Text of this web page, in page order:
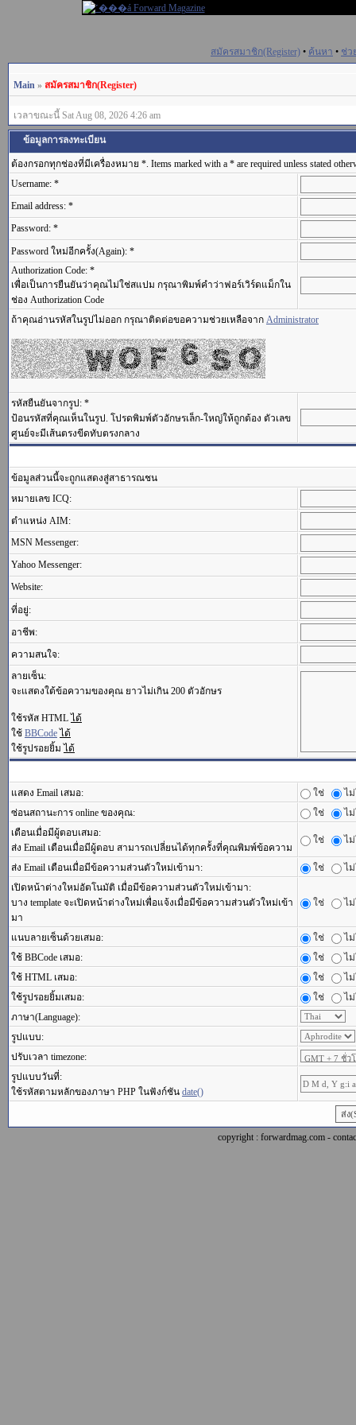
สมัครสมาชิก(Register) • ค้นหา • ช่ว
Main » สมัครสมาชิก(Register)
เวลาขณะนี้ Sat Aug 08, 2026 4:26 am
ข้อมูลการลงทะเบียน
ต้องกรอกทุกช่องที่มีเครื่องหมาย *. Items marked with a * are required unless stated
Username: *
Email address: *
Password: *
Password ใหม่อีกครั้ง(Again): *
Authorization Code: *
เพื่อเป็นการยืนยันว่าคุณไม่ใช่สแปม กรุณาพิมพ์คำว่าฟอร์เวิร์ดแม็กใน
ช่อง Authorization Code
ถ้าคุณอ่านรหัสในรูปไม่ออก กรุณาติดต่อขอความช่วยเหลือจาก Administrator
รหัสยืนยันจากรูป: *
ป้อนรหัสที่คุณเห็นในรูป. โปรดพิมพ์ตัวอักษรเล็ก-ใหญ่ให้ถูกต้อง ตัวเลข
ศูนย์จะมีเส้นตรงขีดทับตรงกลาง
ข้อมูลส่วนนี้จะถูกแสดงสู่สาธารณชน
หมายเลข ICQ:
ตำแหน่ง AIM:
MSN Messenger:
Yahoo Messenger:
Website:
ที่อยู่:
อาชีพ:
ความสนใจ:
ลายเซ็น:
จะแสดงใต้ข้อความของคุณ ยาวไม่เกิน 200 ตัวอักษร
ใช้รหัส HTML ได้
ใช้ BBCode ได้
ใช้รูปรอยยิ้ม ได้
แสดง Email เสมอ: ใช่
ไ
ซ่อนสถานะการ online ของคุณ:
ใช่
ไ
เตือนเมื่อมีผู้ตอบเสมอ:
ส่ง Email เตือนเมื่อมีผู้ตอบ สามารถเปลี่ยนได้ทุกครั้งที่คุณพิมพ์ข้อความ
ใช่ ไ
ส่ง Email เตือนเมื่อมีข้อความส่วนตัวใหม่เข้ามา: ใช่
ไ
เปิดหน้าต่างใหม่อัตโนมัติ เมื่อมีข้อความส่วนตัวใหม่เข้ามา:
บาง template จะเปิดหน้าต่างใหม่เพื่อแจ้งเมื่อมีข้อความส่วนตัวใหม่เข้า
มา
ใช่ ไ
แนบลายเซ็นด้วยเสมอ: ใช่
ไ
ใช้ BBCode เสมอ:
ใช่
ไ
ใช้ HTML เสมอ:
ใช่
ไ
ใช้รูปรอยยิ้มเสมอ:
ใช่
ไ
ภาษา(Language):
รูปแบบ:
ปรับเวลา timezone:
รูปแบบวันที่:
ใช้รหัสตามหลักของภาษา PHP ในฟังก์ชัน date()
copyright : forwardmag.com -